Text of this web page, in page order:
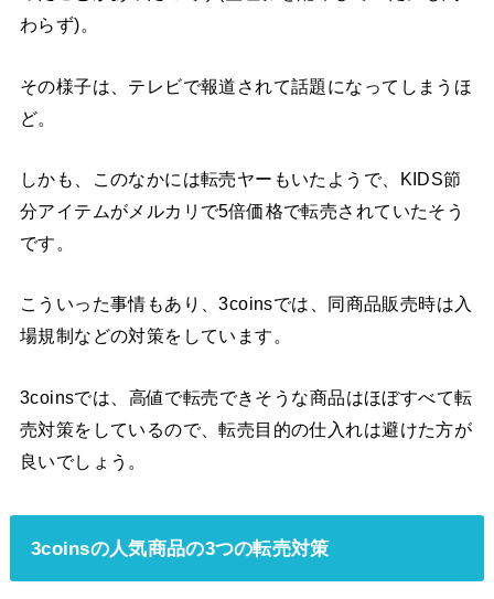
わらず)。
その様子は、テレビで報道されて話題になってしまうほ
ど。
しかも、このなかには転売ヤーもいたようで、KIDS節
分アイテムがメルカリで5倍価格で転売されていたそう
です。
こういった事情もあり、3coinsでは、同商品販売時は入
場規制などの対策をしています。
3coinsでは、高値で転売できそうな商品はほぼすべて転
売対策をしているので、転売目的の仕入れは避けた方が
良いでしょう。
3coinsの人気商品の3つの転売対策